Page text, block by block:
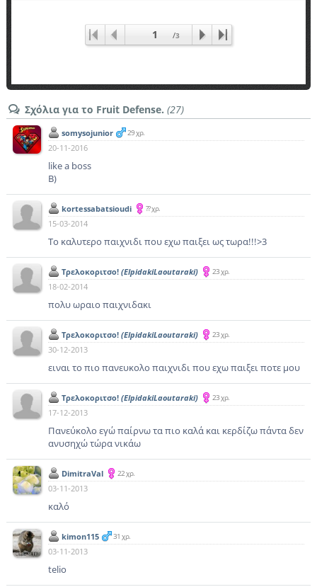
1 /3
Σχόλια για το Fruit Defense. (27)
somysojunior 29 χρ.
20-11-2016
like a boss
B)
kortessabatsioudi ?? χρ.
15-03-2014
Το καλυτερο παιχνιδι που εχω παιξει ως τωρα!!!>3
Τρελοκοριτσο! (ElpidakiLaoutaraki) 23 χρ.
18-02-2014
πολυ ωραιο παιχνιδακι
Τρελοκοριτσο! (ElpidakiLaoutaraki) 23 χρ.
30-12-2013
ειναι το πιο πανευκολο παιχνιδι που εχω παιξει ποτε μου
Τρελοκοριτσο! (ElpidakiLaoutaraki) 23 χρ.
17-12-2013
Πανεύκολο εγώ παίρνω τα πιο καλά και κερδίζω πάντα δεν
ανυσηχώ τώρα νικάω
DimitraVal 22 χρ.
03-11-2013
καλό
kimon115 31 χρ.
03-11-2013
telio